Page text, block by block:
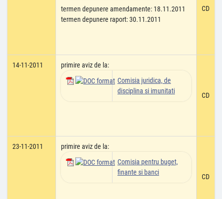
termen depunere amendamente: 18.11.2011
termen depunere raport: 30.11.2011
CD
14-11-2011
primire aviz de la:
Comisia juridica, de
disciplina si imunitati
CD
23-11-2011
primire aviz de la:
Comisia pentru buget,
finante si banci
CD